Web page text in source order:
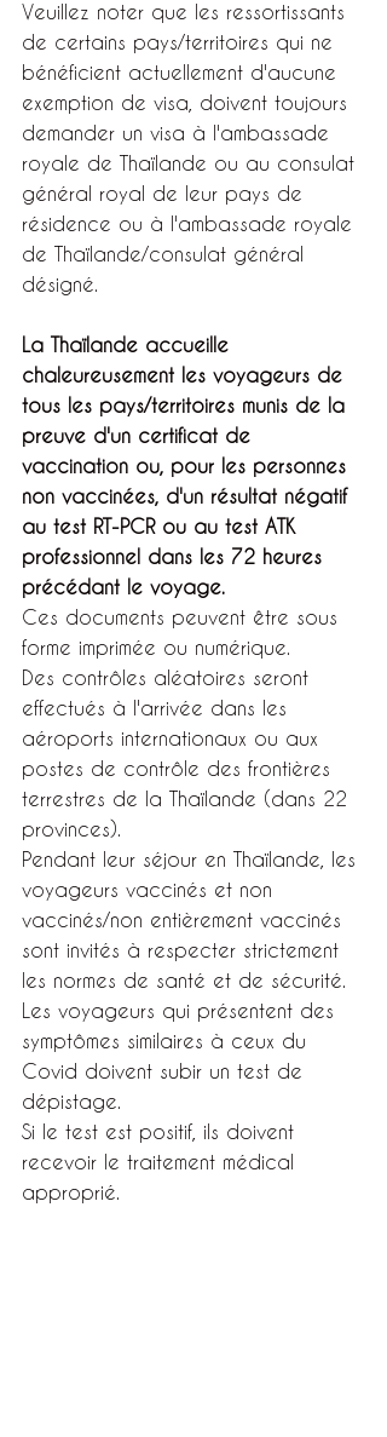
Veuillez noter que les ressortissants
de certains pays/territoires qui ne
bénéficient actuellement d'aucune
exemption de visa, doivent toujours
demander un visa à l'ambassade
royale de Thaïlande ou au consulat
général royal de leur pays de
résidence ou à l'ambassade royale
de Thaïlande/consulat général
désigné.
La Thaïlande accueille
chaleureusement les voyageurs de
tous les pays/territoires munis de la
preuve d'un certificat de
vaccination ou, pour les personnes
non vaccinées, d'un résultat négatif
au test RT-PCR ou au test ATK
professionnel dans les 72 heures
précédant le voyage.
Ces documents peuvent être sous
forme imprimée ou numérique.
Des contrôles aléatoires seront
effectués à l'arrivée dans les
aéroports internationaux ou aux
postes de contrôle des frontières
terrestres de la Thaïlande (dans 22
provinces).
Pendant leur séjour en Thaïlande, les
voyageurs vaccinés et non
vaccinés/non entièrement vaccinés
sont invités à respecter strictement
les normes de santé et de sécurité.
Les voyageurs qui présentent des
symptômes similaires à ceux du
Covid doivent subir un test de
dépistage.
Si le test est positif, ils doivent
recevoir le traitement médical
approprié.